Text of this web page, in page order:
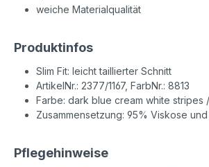
weiche Materialqualität
Produktinfos
Slim Fit: leicht taillierter Schnitt
ArtikelNr.: 2377/1167, FarbNr.: 8813
Farbe: dark blue cream white stripes
Zusammensetzung: 95% Viskose
Pflegehinweise